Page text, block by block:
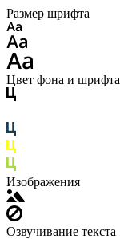
Размер шрифта
Цвет фона и шрифта
Изображения
Озвучивание текста